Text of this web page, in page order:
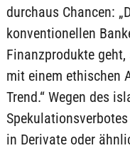
durchaus Chancen:
konventionellen
Finanzprodukte
mit einem ethischen
Trend.“ Wegen des
in Derivate oder